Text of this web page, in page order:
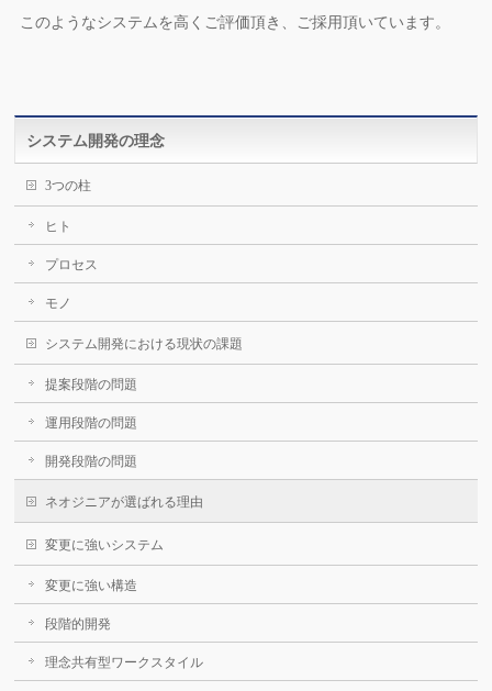
このようなシステムを高くご評価頂き、ご採用頂いています。
システム開発の理念
3つの柱
ヒト
プロセス
モノ
システム開発における現状の課題
提案段階の問題
運用段階の問題
開発段階の問題
ネオジニアが選ばれる理由
変更に強いシステム
変更に強い構造
段階的開発
理念共有型ワークスタイル